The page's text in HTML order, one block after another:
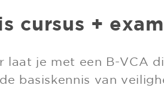
cursus +
laat je met een B-VCA
basiskennis van